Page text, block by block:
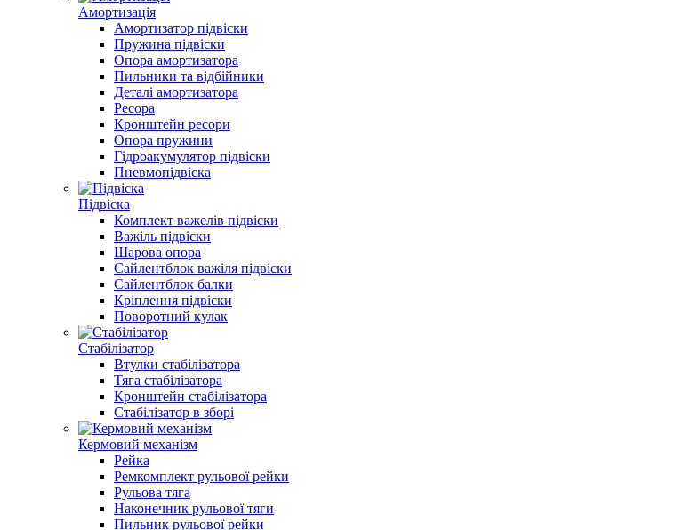
Амортизація
Амортизатор підвіски
Пружина підвіски
Опора амортизатора
Пильники та відбійники
Деталі амортизатора
Ресора
Кронштейн ресори
Опора пружини
Гідроакумулятор підвіски
Пневмопідвіска
Підвіска
Комплект важелів підвіски
Важіль підвіски
Шарова опора
Сайлентблок важіля підвіски
Сайлентблок балки
Кріплення підвіски
Поворотний кулак
Стабілізатор
Втулки стабілізатора
Тяга стабілізатора
Кронштейн стабілізатора
Стабілізатор в зборі
Кермовий механізм
Рейка
Ремкомплект рульової рейки
Рульова тяга
Наконечник рульової тяги
Пильник рульової рейки